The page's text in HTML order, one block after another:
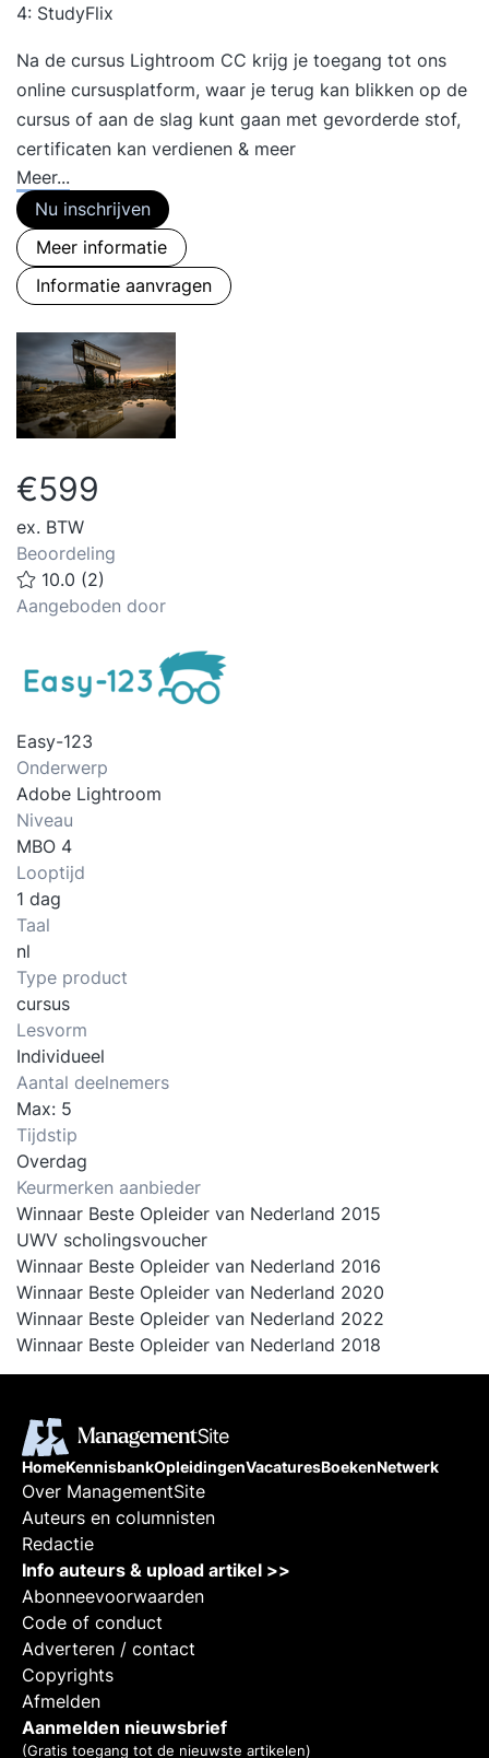
4: StudyFlix
Na de cursus Lightroom CC krijg je toegang tot ons
online cursusplatform, waar je terug kan blikken op de
cursus of aan de slag kunt gaan met gevorderde stof,
certificaten kan verdienen & meer
Meer...
Nu inschrijven
Meer informatie
Informatie aanvragen
€599
ex. BTW
Beoordeling
10.0 (2)
Aangeboden door
Easy-123
Onderwerp
Adobe Lightroom
Niveau
MBO 4
Looptijd
1 dag
Taal
nl
Type product
cursus
Lesvorm
Individueel
Aantal deelnemers
Max: 5
Tijdstip
Overdag
Keurmerken aanbieder
Winnaar Beste Opleider van Nederland 2015
UWV scholingsvoucher
Winnaar Beste Opleider van Nederland 2016
Winnaar Beste Opleider van Nederland 2020
Winnaar Beste Opleider van Nederland 2022
Winnaar Beste Opleider van Nederland 2018
HomeKennisbankOpleidingenVacaturesBoekenNetwerk
Over ManagementSite
Auteurs en columnisten
Redactie
Info auteurs & upload artikel >>
Abonneevoorwaarden
Code of conduct
Adverteren / contact
Copyrights
Afmelden
Aanmelden nieuwsbrief
(Gratis toegang tot de nieuwste artikelen)